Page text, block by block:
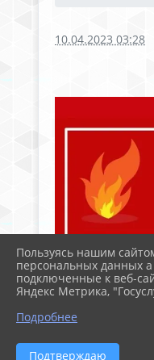
10.04.2023 03:28
Пользуясь нашим
персональных данных
подключенные к веб-
Яндекс Метрика,
Подробнее
Подтверждаю